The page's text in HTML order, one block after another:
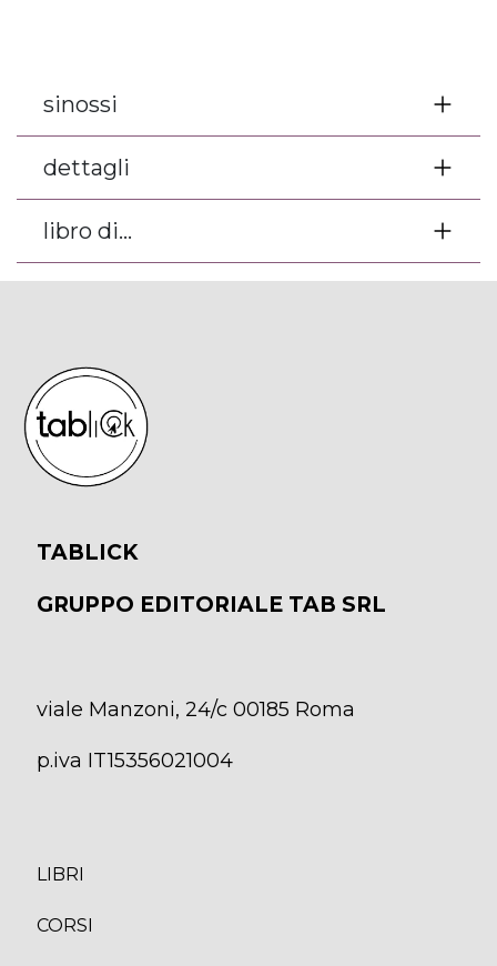
sinossi
dettagli
libro di...
TABLICK
GRUPPO EDITORIALE TAB SRL
viale Manzoni, 24/c 00185 Roma
p.iva IT15356021004
LIBRI
CORSI